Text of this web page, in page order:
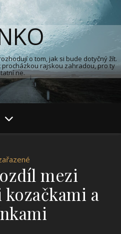
o tom, jak si bude dotyčný žít.
rajskou zahradou, pro ty
ne.
mezi
a